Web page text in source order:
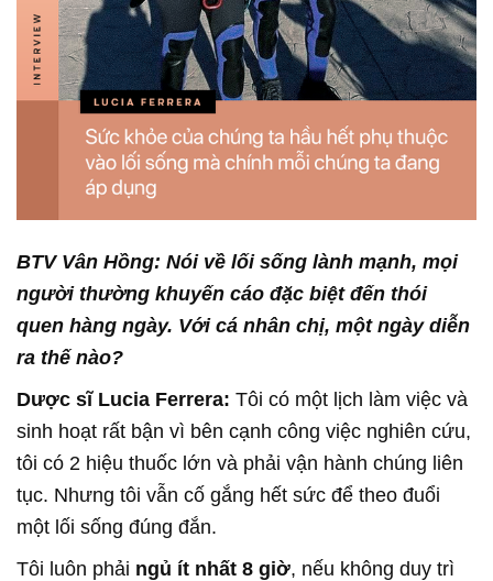
BTV Vân Hồng: Nói về lối sống lành mạnh, mọi
người thường khuyến cáo đặc biệt đến thói
quen hàng ngày. Với cá nhân chị, một ngày diễn
ra thế nào?
Dược sĩ Lucia Ferrera: Tôi có một lịch làm việc và
sinh hoạt rất bận vì bên cạnh công việc nghiên cứu,
tôi có 2 hiệu thuốc lớn và phải vận hành chúng liên
tục. Nhưng tôi vẫn cố gắng hết sức để theo đuổi
một lối sống đúng đắn.
Tôi luôn phải ngủ ít nhất 8 giờ, nếu không duy trì